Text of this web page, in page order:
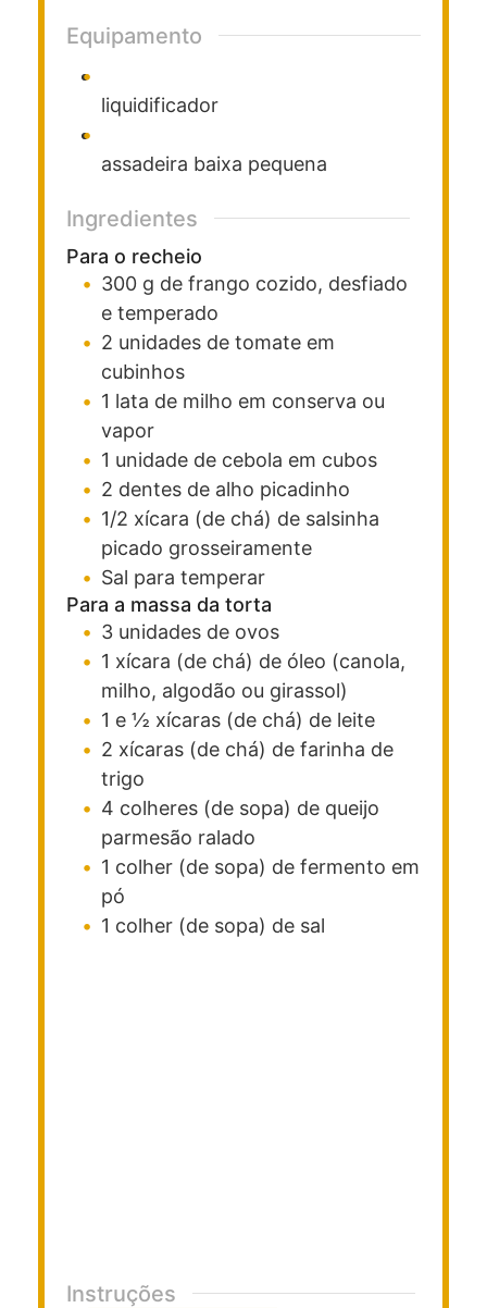
Equipamento
liquidificador
assadeira baixa pequena
Ingredientes
Para o recheio
300 g de frango cozido, desfiado
e temperado
2 unidades de tomate em
cubinhos
1 lata de milho em conserva ou
vapor
1 unidade de cebola em cubos
2 dentes de alho picadinho
1/2 xícara (de chá) de salsinha
picado grosseiramente
Sal para temperar
Para a massa da torta
3 unidades de ovos
1 xícara (de chá) de óleo (canola,
milho, algodão ou girassol)
1 e ½ xícaras (de chá) de leite
2 xícaras (de chá) de farinha de
trigo
4 colheres (de sopa) de queijo
parmesão ralado
1 colher (de sopa) de fermento em
pó
1 colher (de sopa) de sal
Instruções